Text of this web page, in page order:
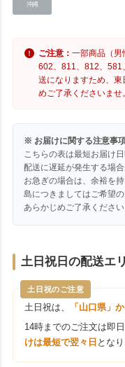
沖縄
ご注意：一部商品（男
602、811、812、581
送になりますため、
めご了承くださいませ
※ お届けに関する注意事
こちらの表は最短お届け
配送に遅延が発生する場合
お急ぎの場合は、余裕を
島につきましてはご希望
あらかじめご了承ください
土日祝日の配送エ
土日祝のご注意
土日祝は、 「山口県」
14時までのご注文は即
けは最短で翌々日 とな